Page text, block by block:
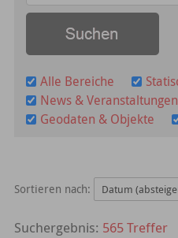
Alle Bereiche
News & Veranstaltungen
Geodaten & Objekte
Sortieren nach:
565 Treffer